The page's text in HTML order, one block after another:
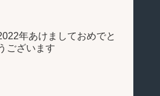
年あけましておめでと
ございます